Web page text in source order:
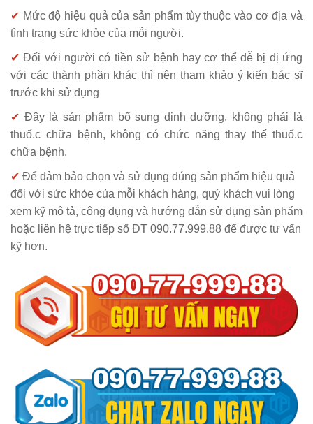
✔ Mức độ hiệu quả của sản phẩm tùy thuộc vào cơ địa và
tình trạng sức khỏe của mỗi người.
✔Đối với người có tiền sử bệnh hay cơ thể dễ bị dị ứng
với các thành phần khác thì nên tham khảo ý kiến bác sĩ
trước khi sử dụng
✔ Đây là sản phẩm bổ sung dinh dưỡng, không phải là
thuố.c chữa bệnh, không có chức năng thay thế thuố.c
chữa bệnh.
✔ Để đảm bảo chọn và sử dụng đúng sản phẩm hiệu quả
đối với sức khỏe của mỗi khách hàng, quý khách vui lòng
xem kỹ mô tả, công dụng và hướng dẫn sử dụng sản phẩm
hoặc liên hệ trực tiếp số ĐT 090.77.999.88 để được tư vấn
kỹ hơn.